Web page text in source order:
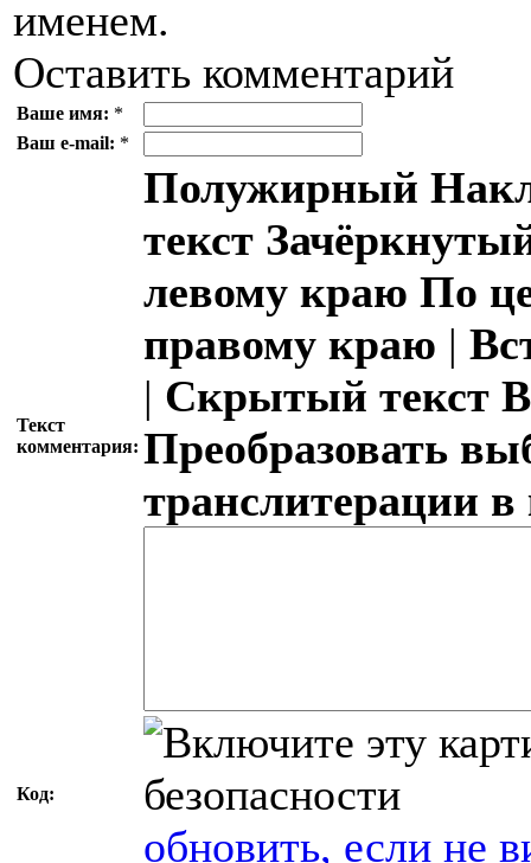
именем.
Оставить комментарий
Ваше имя: *
Ваш e-mail: *
Текст
комментария:
Полужирный
текст
левому краю По
правому краю |
| Скрытый текст
Преобразовать
транслитерации
Код:
обновить, если не